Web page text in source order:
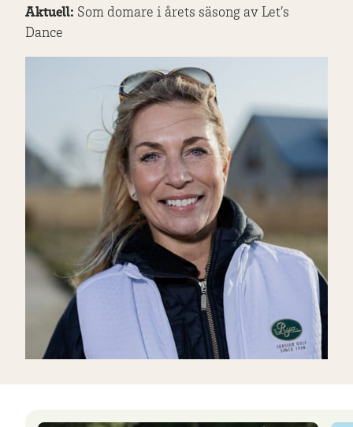
Aktuell: Som domare i årets säsong av Let’s
Dance